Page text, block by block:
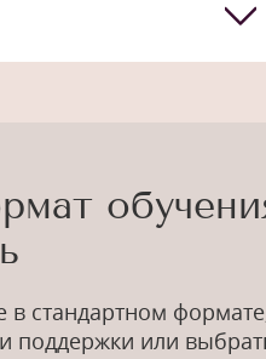
стандартном
поддержки или